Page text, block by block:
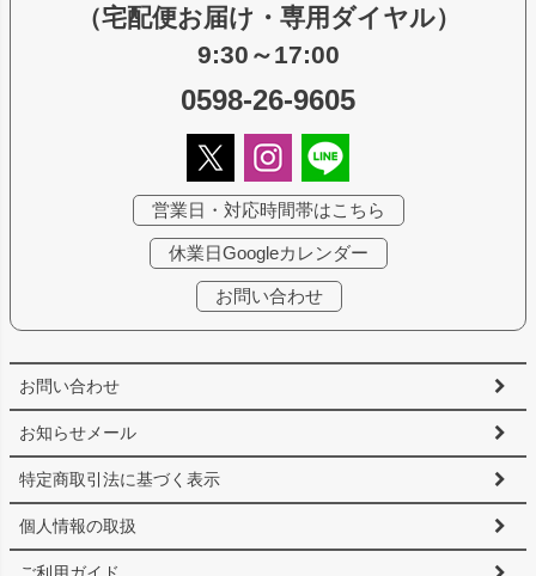
お問い合わせ
お知らせメール
特定商取引法に基づく表示
個人情報の取扱
ご利用ガイド
（宅配便お届け・専用ダイヤル）
9:30～17:00
0598-26-9605
営業日・対応時間帯はこちら
休業日Googleカレンダー
お問い合わせ